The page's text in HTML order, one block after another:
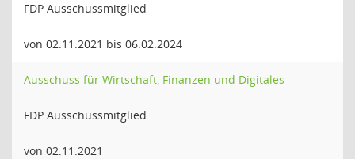
FDP Ausschussmitglied
von 02.11.2021 bis 06.02.2024
Ausschuss für Wirtschaft, Finanzen und Digitales
FDP Ausschussmitglied
von 02.11.2021